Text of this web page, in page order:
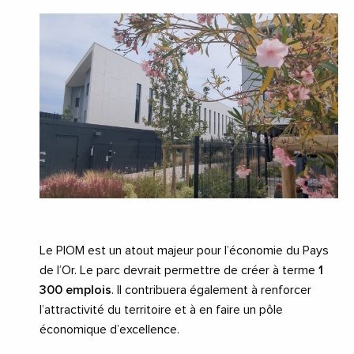
Le PIOM est un atout majeur pour l’économie du Pays
de l’Or. Le parc devrait permettre de créer à terme 1
300 emplois. Il contribuera également à renforcer
l’attractivité du territoire et à en faire un pôle
économique d’excellence.